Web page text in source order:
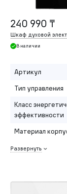
240 990 ₸
Шкаф духовой
В наличии
Артикул
Тип управления
Класс
эффективности
Материал
Развернуть